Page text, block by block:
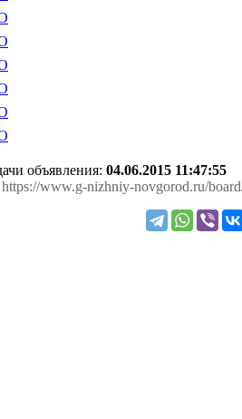
объявления: 04.06.2015 11:47:55
https://www.g-nizhniy-novgorod.ru/